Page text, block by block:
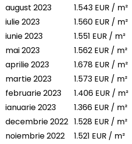
august 2023
1.543 EUR / m²
iulie 2023
1.560 EUR / m²
iunie 2023
1.551 EUR / m²
mai 2023
1.562 EUR / m²
aprilie 2023
1.678 EUR / m²
martie 2023
1.573 EUR / m²
februarie 2023
1.406 EUR / m²
ianuarie 2023
1.366 EUR / m²
decembrie 2022 1.528 EUR / m²
noiembrie 2022
1.521 EUR / m²